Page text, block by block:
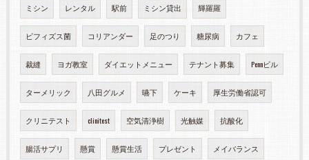
ミシン レンタル 駅前 ミシン貸出 輝羅羅
ビフィズス菌 コリアンダー 足のつり 糖尿病 カフェ
裁縫 ヨガ教室 ダイエットメニュー テナント募集 Pennビル
ターメリック 八田グルメ 嚥下 ケーキ 厚生労働省認可
クリニテスト clinitest 空気清浄樹 光触媒 抗酸化
腸活サプリ 懸賞 懸賞生活 プレゼント メイバランス